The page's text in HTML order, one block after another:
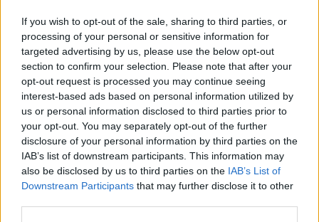
If you wish to opt-out of the sale, sharing to third parties, or
processing of your personal or sensitive information for
targeted advertising by us, please use the below opt-out
section to confirm your selection. Please note that after your
opt-out request is processed you may continue seeing
interest-based ads based on personal information utilized by
us or personal information disclosed to third parties prior to
your opt-out. You may separately opt-out of the further
disclosure of your personal information by third parties on the
IAB’s list of downstream participants. This information may
also be disclosed by us to third parties on the IAB’s List of
Downstream Participants that may further disclose it to other